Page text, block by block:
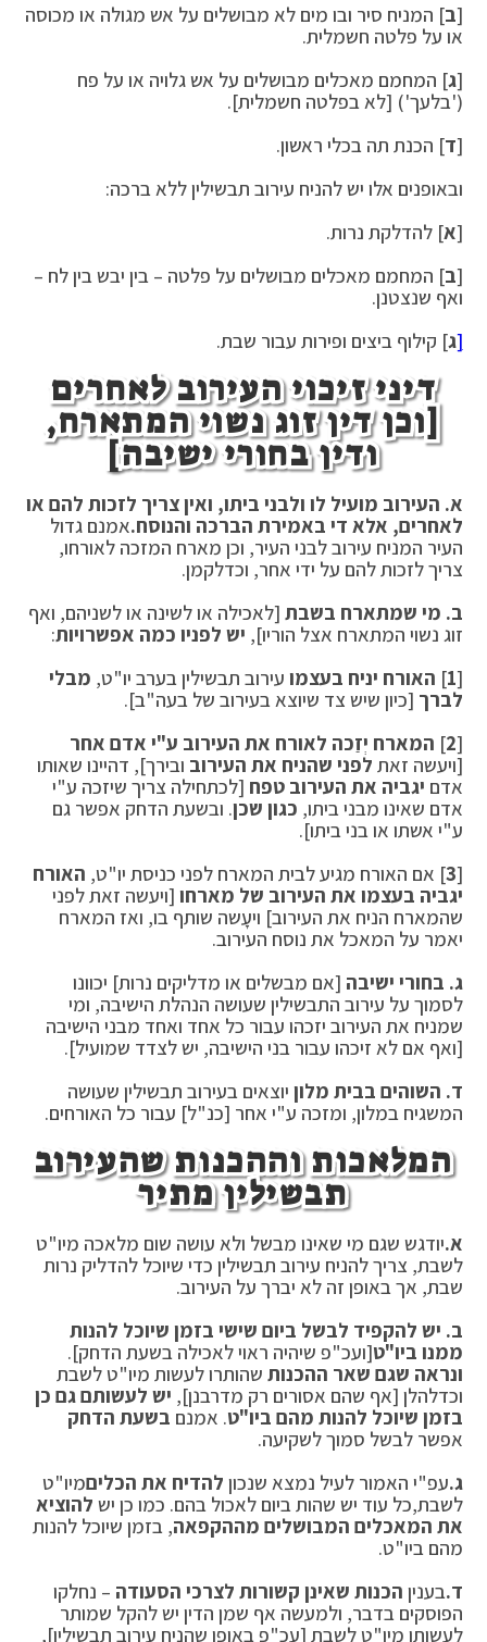
[ב] המניח סיר ובו מים לא מבושלים על אש מגולה או מכוסה
או על פלטה חשמלית.
[ג] המחמם מאכלים מבושלים על אש גלויה או על פח
('בלעך') [לא בפלטה חשמלית].
[ד] הכנת תה בכלי ראשון.
ובאופנים אלו יש להניח עירוב תבשילין ללא ברכה:
[א] להדלקת נרות.
[ב] המחמם מאכלים מבושלים על פלטה – בין יבש בין לח –
ואף שנצטנן.
[ג] קילוף ביצים ופירות עבור שבת.
דיני זיכוי העירוב לאחרים
[וכן דין זוג נשוי המתארח,
ודין בחורי ישיבה]
א. העירוב מועיל לו ולבני ביתו, ואין צריך לזכות להם או
לאחרים, אלא די באמירת הברכה והנוסח.אמנם גדול
העיר המניח עירוב לבני העיר, וכן מארח המזכה לאורחו,
צריך לזכות להם על ידי אחר, וכדלקמן.
ב. מי שמתארח בשבת [לאכילה או לשינה או לשניהם, ואף
זוג נשוי המתארח אצל הוריו], יש לפניו כמה אפשרויות:
[
1
] האורח יניח בעצמו עירוב תבשילין בערב יו"ט, מבלי
לברך [כיון שיש צד שיוצא בעירוב של בעה"ב].
[
2
] המארח יְזַכה לאורח את העירוב ע"י אדם אחר
[ויעשה זאת לפני שהניח את העירוב ובירך], דהיינו שאותו
אדם יגביה את העירוב טפח [לכתחילה צריך שיזכה ע"י
אדם שאינו מבני ביתו, כגון שכן. ובשעת הדחק אפשר גם
ע"י אשתו או בני ביתו].
[
3] אם האורח מגיע לבית המארח לפני כניסת יו"ט, האורח
יגביה בעצמו את העירוב של מארחו [ויעשה זאת לפני
שהמארח הניח את העירוב] ויעָשה שותף בו, ואז המארח
יאמר על המאכל את נוסח העירוב.
ג. בחורי ישיבה [אם מבשלים או מדליקים נרות] יכוונו
לסמוך על עירוב התבשילין שעושה הנהלת הישיבה, ומי
שמניח את העירוב יזכהו עבור כל אחד ואחד מבני הישיבה
[ואף אם לא זיכהו עבור בני הישיבה, יש לצדד שמועיל].
ד. השוהים בבית מלון יוצאים בעירוב תבשילין שעושה
המשגיח במלון, ומזכה ע"י אחר [כנ"ל] עבור כל האורחים.
המלאכות וההכנות שהעירוב
תבשילין מתיר
א.יודגש שגם מי שאינו מבשל ולא עושה שום מלאכה מיו"ט
לשבת, צריך להניח עירוב תבשילין כדי שיוכל להדליק נרות
שבת, אך באופן זה לא יברך על העירוב.
ב. יש להקפיד לבשל ביום שישי בזמן שיוכל להנות
ממנו ביו"ט[ועכ"פ שיהיה ראוי לאכילה בשעת הדחק].
ונראה שגם שאר ההכנות שהותרו לעשות מיו"ט לשבת
וכדלהלן [אף שהם אסורים רק מדרבנן], יש לעשותם גם כן
בזמן שיוכל להנות מהם ביו"ט. אמנם בשעת הדחק
אפשר לבשל סמוך לשקיעה.
ג.עפ"י האמור לעיל נמצא שנכון להדיח את הכליםמיו"ט
לשבת,כל עוד יש שהות ביום לאכול בהם. כמו כן יש להוציא
את המאכלים המבושלים מההקפאה, בזמן שיוכל להנות
מהם ביו"ט.
ד.בענין הכנות שאינן קשורות לצרכי הסעודה – נחלקו
הפוסקים בדבר, ולמעשה אף שמן הדין יש להקל שמותר
לעשותן מיו"ט לשבת [עכ"פ באופן שהניח עירוב תבשילין],